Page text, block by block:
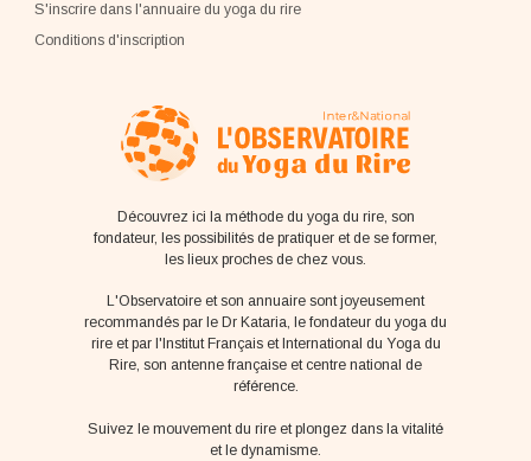
S'inscrire dans l'annuaire du yoga du rire
Conditions d'inscription
Découvrez ici la méthode du yoga du rire, son
fondateur, les possibilités de pratiquer et de se former,
les lieux proches de chez vous.
L'Observatoire et son annuaire sont joyeusement
recommandés par le Dr Kataria, le fondateur du yoga du
rire et par l'Institut Français et International du Yoga du
Rire, son antenne française et centre national de
référence.
Suivez le mouvement du rire et plongez dans la vitalité
et le dynamisme.